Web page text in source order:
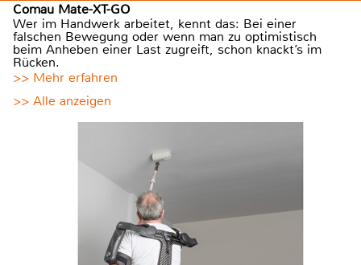
Comau Mate-XT-GO
Wer im Handwerk arbeitet, kennt das: Bei einer
falschen Bewegung oder wenn man zu optimistisch
beim Anheben einer Last zugreift, schon knackt’s im
Rücken.
>> Mehr erfahren
>> Alle anzeigen